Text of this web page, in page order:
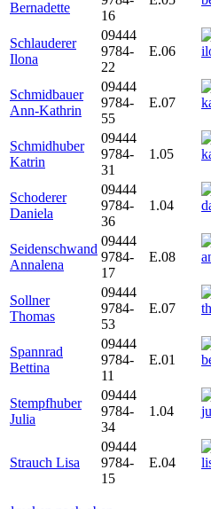
Bernadette
16
Schlauderer
Ilona
09444
9784-
22
E.06
Schmidbauer
Ann-Kathrin
09444
9784-
55
E.07
Schmidhuber
Katrin
09444
9784-
31
1.05
Schoderer
Daniela
09444
9784-
36
1.04
Seidenschwand
Annalena
09444
9784-
17
E.08
Sollner
Thomas
09444
9784-
53
E.07
Spannrad
Bettina
09444
9784-
11
E.01
Stempfhuber
Julia
09444
9784-
34
1.04
Strauch Lisa
09444
9784-
15
E.04